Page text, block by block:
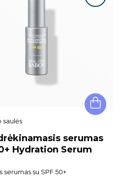
saulės
serumas
Hydration Serum
serumas su SPF 50+